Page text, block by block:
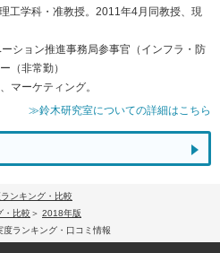
工学科・准教授。2011年4月同教授、現
ション推進事務局参事官（インフラ・防
（非常勤）
マーケティング。
≫鈴木研究室についての詳細はこちら
ンキング・比較
・比較
2018年版
ランキング・口コミ情報